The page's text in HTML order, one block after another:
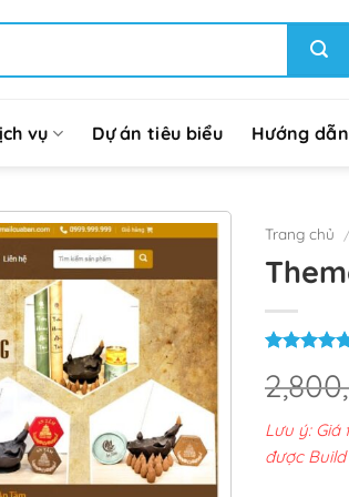
vụ Dự án tiêu biểu Hướng dẫn
Trang chủ
Lưu ý: Giá
được